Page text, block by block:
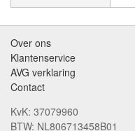
Over ons
Klantenservice
AVG verklaring
Contact
KvK: 37079960
BTW: NL806713458B01